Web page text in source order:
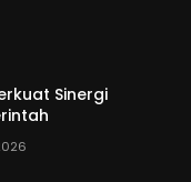
Sinergi